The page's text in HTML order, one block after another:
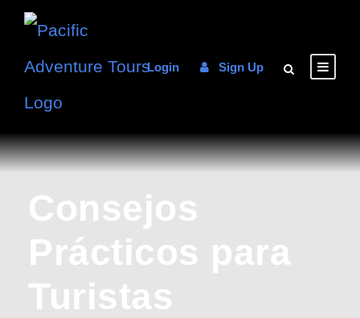
Login Sign Up
Consejos
Prácticos para
Turistas